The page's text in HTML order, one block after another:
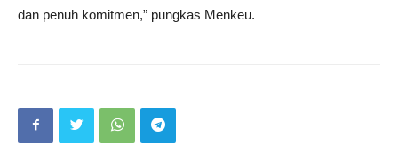
dan penuh komitmen,” pungkas Menkeu.